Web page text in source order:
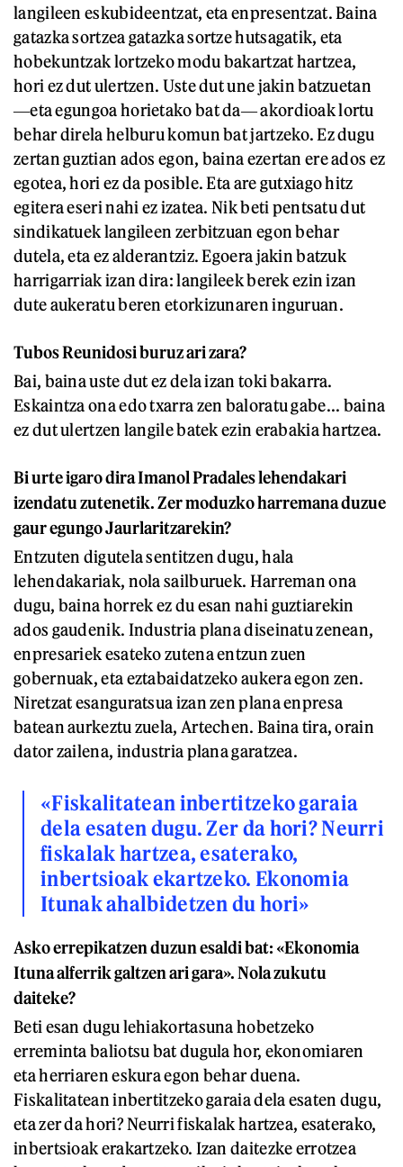
langileen eskubideentzat, eta enpresentzat. Baina
gatazka sortzea gatazka sortze hutsagatik, eta
hobekuntzak lortzeko modu bakartzat hartzea,
hori ez dut ulertzen. Uste dut une jakin batzuetan
―eta egungoa horietako bat da― akordioak lortu
behar direla helburu komun bat jartzeko. Ez dugu
zertan guztian ados egon, baina ezertan ere ados ez
egotea, hori ez da posible. Eta are gutxiago hitz
egitera eseri nahi ez izatea. Nik beti pentsatu dut
sindikatuek langileen zerbitzuan egon behar
dutela, eta ez alderantziz. Egoera jakin batzuk
harrigarriak izan dira: langileek berek ezin izan
dute aukeratu beren etorkizunaren inguruan.
Tubos Reunidosi buruz ari zara?
Bai, baina uste dut ez dela izan toki bakarra.
Eskaintza ona edo txarra zen baloratu gabe... baina
ez dut ulertzen langile batek ezin erabakia hartzea.
Bi urte igaro dira Imanol Pradales lehendakari
izendatu zutenetik. Zer moduzko harremana duzue
gaur egungo Jaurlaritzarekin?
Entzuten digutela sentitzen dugu, hala
lehendakariak, nola sailburuek. Harreman ona
dugu, baina horrek ez du esan nahi guztiarekin
ados gaudenik. Industria plana diseinatu zenean,
enpresariek esateko zutena entzun zuen
gobernuak, eta eztabaidatzeko aukera egon zen.
Niretzat esanguratsua izan zen plana enpresa
batean aurkeztu zuela, Artechen. Baina tira, orain
dator zailena, industria plana garatzea.
«Fiskalitatean inbertitzeko garaia
dela esaten dugu. Zer da hori? Neurri
fiskalak hartzea, esaterako,
inbertsioak ekartzeko. Ekonomia
Itunak ahalbidetzen du hori»
Asko errepikatzen duzun esaldi bat: «Ekonomia
Ituna alferrik galtzen ari gara». Nola zukutu
daiteke?
Beti esan dugu lehiakortasuna hobetzeko
erreminta baliotsu bat dugula hor, ekonomiaren
eta herriaren eskura egon behar duena.
Fiskalitatean inbertitzeko garaia dela esaten dugu,
eta zer da hori? Neurri fiskalak hartzea, esaterako,
inbertsioak erakartzeko. Izan daitezke errotzea